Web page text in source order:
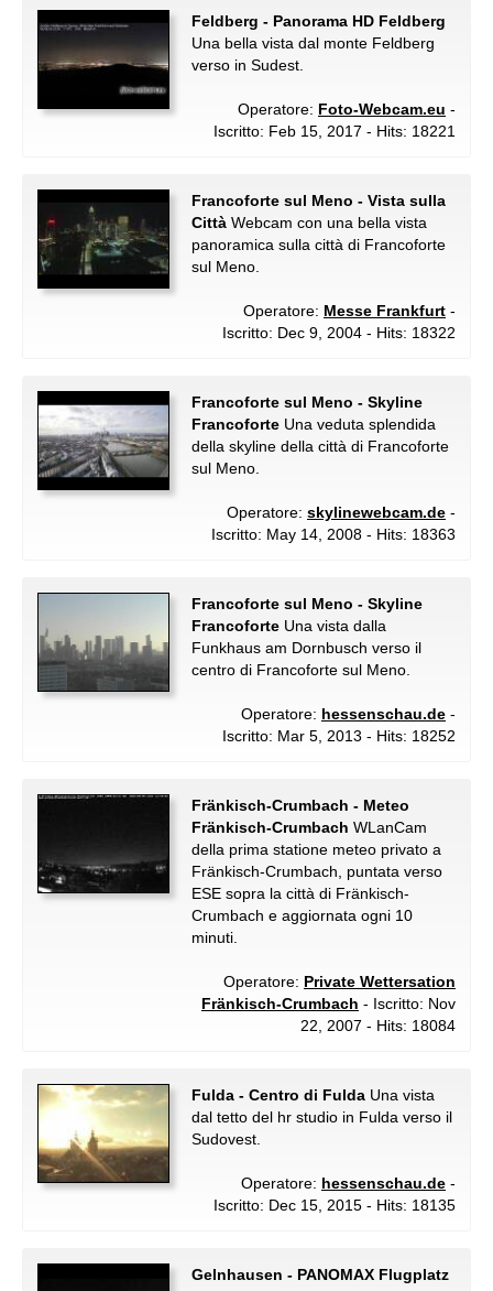
Feldberg - Panorama HD Feldberg
Una bella vista dal monte Feldberg
verso in Sudest.
Operatore: Foto-Webcam.eu -
Iscritto: Feb 15, 2017 - Hits: 18221
Francoforte sul Meno - Vista sulla
Città Webcam con una bella vista
panoramica sulla città di Francoforte
sul Meno.
Operatore: Messe Frankfurt -
Iscritto: Dec 9, 2004 - Hits: 18322
Francoforte sul Meno - Skyline
Francoforte Una veduta splendida
della skyline della città di Francoforte
sul Meno.
Operatore: skylinewebcam.de -
Iscritto: May 14, 2008 - Hits: 18363
Francoforte sul Meno - Skyline
Francoforte Una vista dalla
Funkhaus am Dornbusch verso il
centro di Francoforte sul Meno.
Operatore: hessenschau.de -
Iscritto: Mar 5, 2013 - Hits: 18252
Fränkisch-Crumbach - Meteo
Fränkisch-Crumbach WLanCam
della prima statione meteo privato a
Fränkisch-Crumbach, puntata verso
ESE sopra la città di Fränkisch-
Crumbach e aggiornata ogni 10
minuti.
Operatore: Private Wettersation
Fränkisch-Crumbach - Iscritto: Nov
22, 2007 - Hits: 18084
Fulda - Centro di Fulda Una vista
dal tetto del hr studio in Fulda verso il
Sudovest.
Operatore: hessenschau.de -
Iscritto: Dec 15, 2015 - Hits: 18135
Gelnhausen - PANOMAX Flugplatz